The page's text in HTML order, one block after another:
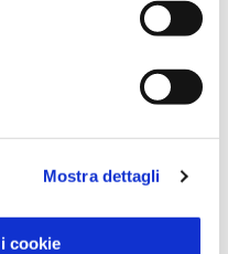
Mostra dettagli
cookie